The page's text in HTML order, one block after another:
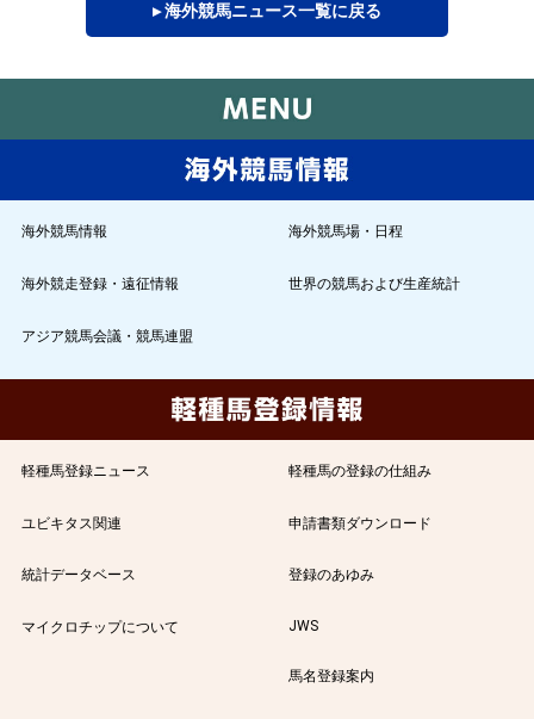
▸ 海外競馬ニュース一覧に戻る
海外競馬情報 海外競馬場・日程
海外競走登録・遠征情報 世界の競馬および生産統計
アジア競馬会議・競馬連盟
軽種馬登録ニュース 軽種馬の登録の仕組み
ユビキタス関連 申請書類ダウンロード
統計データベース 登録のあゆみ
マイクロチップについて JWS
馬名登録案内